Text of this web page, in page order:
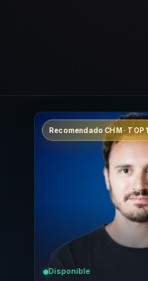
Recomendado CHM · TOP 1
Disponible